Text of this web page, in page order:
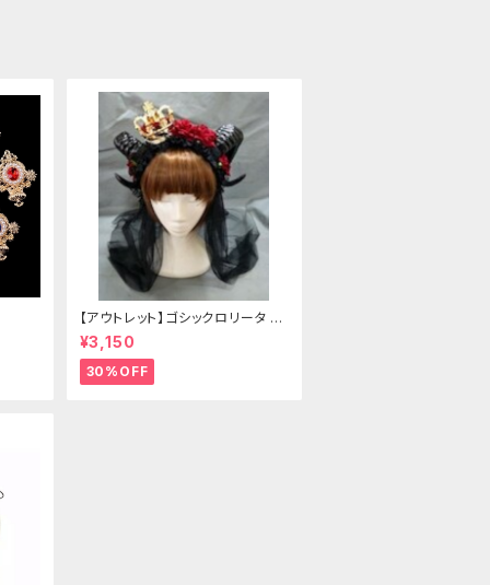
【アウトレット】ゴシックロリータ ゴ
ールドクラウン＆ホーン(ヴェール
付き)
¥3,150
30%OFF